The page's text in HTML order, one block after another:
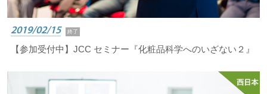
2019/02/15 終了
【参加受付中】JCC セミナー『化粧品科学へのいざない２』